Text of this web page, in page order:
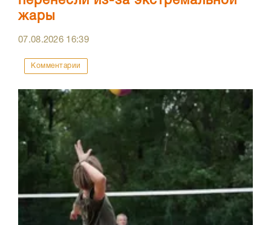
жары
07.08.2026 16:39
Комментарии